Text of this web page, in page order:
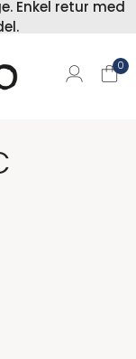
Enkel retur med
0